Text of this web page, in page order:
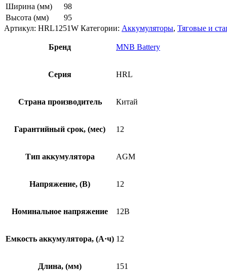
Ширина (мм)
98
Высота (мм)
95
Артикул: HRL1251W Категории: Аккумуляторы, Тяговые и
Бренд MNB Battery
Серия HRL
Страна производитель Китай
Гарантийный срок, (мес) 12
Тип аккумулятора AGM
Напряжение, (В) 12
Номинальное напряжение 12В
Емкость аккумулятора, (А·ч) 12
Длина, (мм) 151